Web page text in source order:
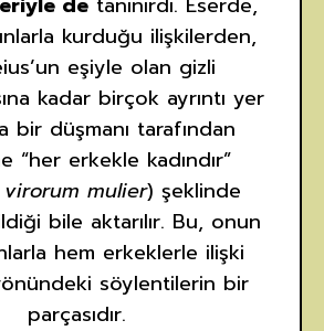
kurduğu ilişkilerden,
eşiyle olan gizli
kadar birçok ayrıntı yer
bir düşmanı tarafından
“her erkekle kadındır”
mulier) şeklinde
bile aktarılır. Bu, onun
hem erkeklerle ilişki
söylentilerin bir
parçasıdır.